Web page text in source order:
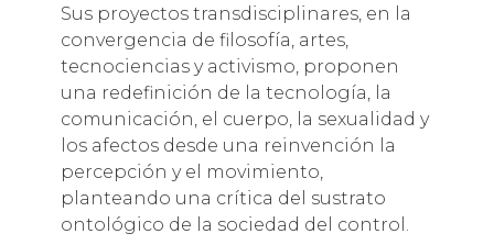
Sus proyectos transdisciplinares, en la
convergencia de filosofía, artes,
tecnociencias y activismo, proponen
una redefinición de la tecnología, la
comunicación, el cuerpo, la sexualidad y
los afectos desde una reinvención la
percepción y el movimiento,
planteando una crítica del sustrato
ontológico de la sociedad del control.